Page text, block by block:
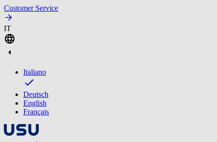
Customer Service
IT
Italiano
Deutsch
English
Français